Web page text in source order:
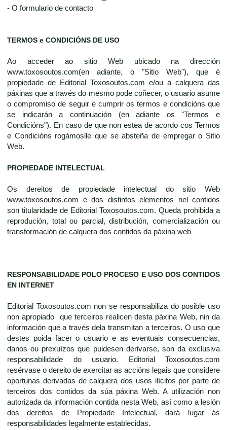
- O formulario de contacto
TERMOS e CONDICIÓNS DE USO
Ao acceder ao sitio Web ubicado na dirección
www.toxosoutos.com(en adiante, o "Sitio Web"), que é
propiedade de Editorial Toxosoutos.com e/ou a calquera das
páxinas que a través do mesmo pode coñecer, o usuario asume
o compromiso de seguir e cumprir os termos e condicións que
se indicarán a continuación (en adiante os "Termos e
Condicións"). En caso de que non estea de acordo cos Termos
e Condicións rogámoslle que se absteña de empregar o Sitio
Web.
PROPIEDADE INTELECTUAL
Os dereitos de propiedade intelectual do sitio Web
www.toxosoutos.com e dos distintos elementos nel contidos
son titularidade de Editorial Toxosoutos.com. Queda prohibida a
reprodución, total ou parcial, distribución, comercialización ou
transformación de calquera dos contidos da páxina web
RESPONSABILIDADE POLO PROCESO E USO DOS CONTIDOS
EN INTERNET
Editorial Toxosoutos.com non se responsabiliza do posible uso
non apropiado que terceiros realicen desta páxina Web, nin da
información que a través dela transmitan a terceiros. O uso que
destes poida facer o usuario e as eventuais consecuencias,
danos ou prexuízos que puidesen derivarse, son da exclusiva
responsabilidade do usuario. Editorial Toxosoutos.com
resérvase o dereito de exercitar as accións legais que considere
oportunas derivadas de calquera dos usos ilícitos por parte de
terceiros dos contidos da súa páxina Web. A utilización non
autorizada da información contida nesta Web, así como a lesión
dos dereitos de Propiedade Intelectual, dará lugar ás
responsabilidades legalmente establecidas.